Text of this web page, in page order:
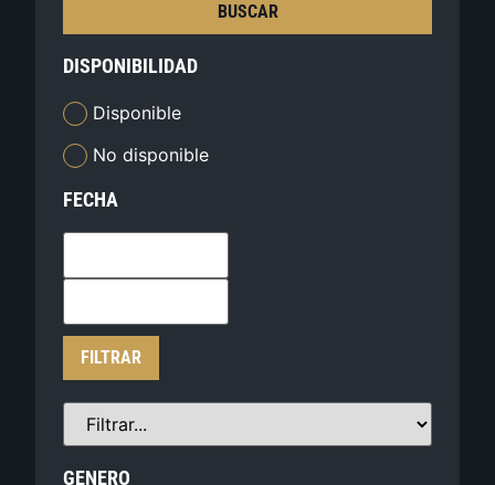
BUSCAR
DISPONIBILIDAD
Disponible
No disponible
FECHA
FILTRAR
GENERO